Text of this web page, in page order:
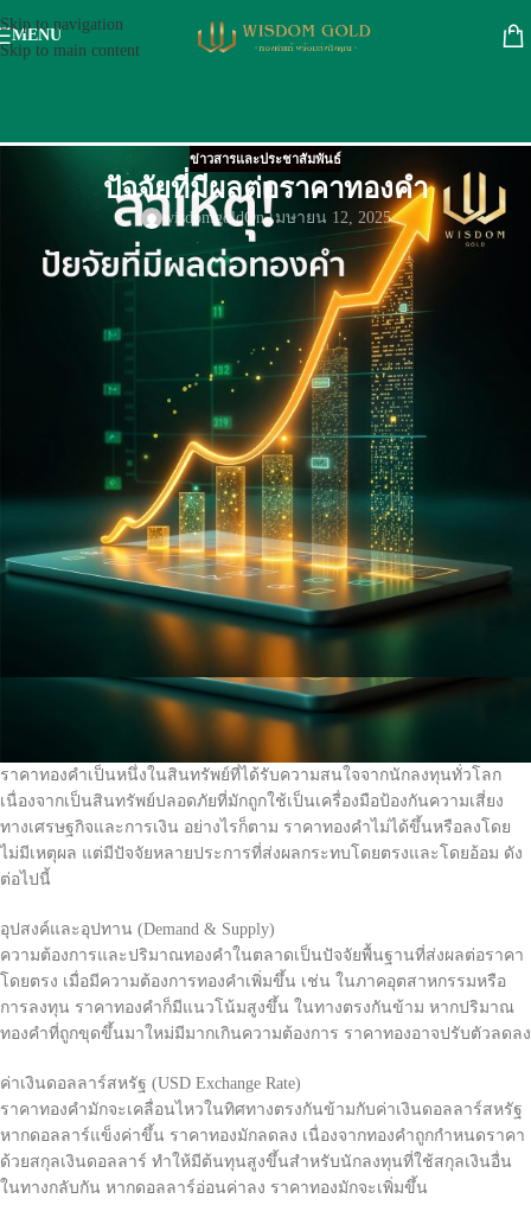
Skip to navigation
Skip to main content
MENU
ข่าวสารและประชาสัมพันธ์
ปัจจัยที่มีผลต่อราคาทองคำ
wisdomgoldOn เมษายน 12, 2025
ราคาทองคำเป็นหนึ่งในสินทรัพย์ที่ได้รับความสนใจจากนักลงทุนทั่วโลก
เนื่องจากเป็นสินทรัพย์ปลอดภัยที่มักถูกใช้เป็นเครื่องมือป้องกันความเสี่ยง
ทางเศรษฐกิจและการเงิน อย่างไรก็ตาม ราคาทองคำไม่ได้ขึ้นหรือลงโดย
ไม่มีเหตุผล แต่มีปัจจัยหลายประการที่ส่งผลกระทบโดยตรงและโดยอ้อม ดัง
ต่อไปนี้
อุปสงค์และอุปทาน (Demand & Supply)
ความต้องการและปริมาณทองคำในตลาดเป็นปัจจัยพื้นฐานที่ส่งผลต่อราคา
โดยตรง เมื่อมีความต้องการทองคำเพิ่มขึ้น เช่น ในภาคอุตสาหกรรมหรือ
การลงทุน ราคาทองคำก็มีแนวโน้มสูงขึ้น ในทางตรงกันข้าม หากปริมาณ
ทองคำที่ถูกขุดขึ้นมาใหม่มีมากเกินความต้องการ ราคาทองอาจปรับตัวลดลง
ค่าเงินดอลลาร์สหรัฐ (USD Exchange Rate)
ราคาทองคำมักจะเคลื่อนไหวในทิศทางตรงกันข้ามกับค่าเงินดอลลาร์สหรัฐ
หากดอลลาร์แข็งค่าขึ้น ราคาทองมักลดลง เนื่องจากทองคำถูกกำหนดราคา
ด้วยสกุลเงินดอลลาร์ ทำให้มีต้นทุนสูงขึ้นสำหรับนักลงทุนที่ใช้สกุลเงินอื่น
ในทางกลับกัน หากดอลลาร์อ่อนค่าลง ราคาทองมักจะเพิ่มขึ้น